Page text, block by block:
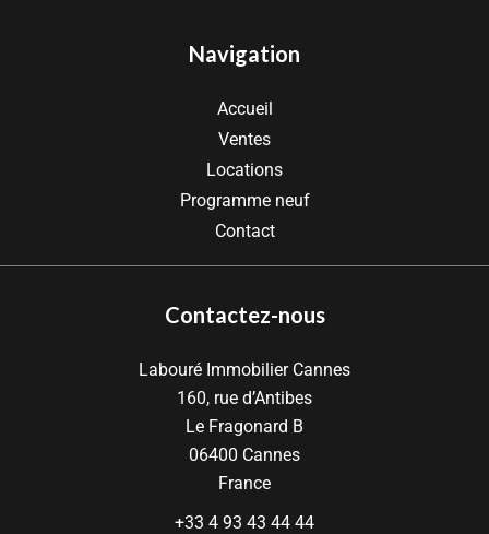
Navigation
Accueil
Ventes
Locations
Programme neuf
Contact
Contactez-nous
Labouré Immobilier Cannes
160, rue d’Antibes
Le Fragonard B
06400 Cannes
France
+33 4 93 43 44 44